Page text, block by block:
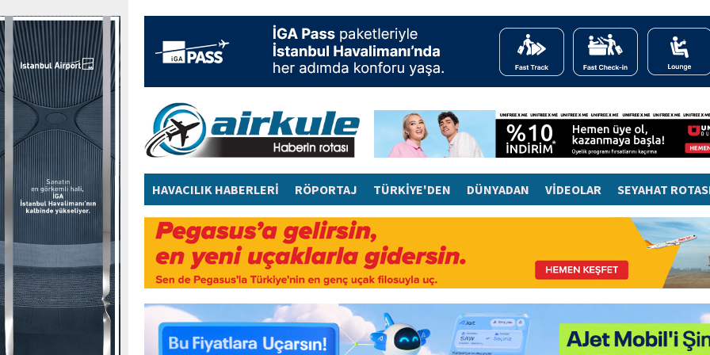
HAVACILIK HABERLERİ RÖPORTAJ TÜRKİYE'DEN DÜNYADAN VİDEOLAR SEYAHAT